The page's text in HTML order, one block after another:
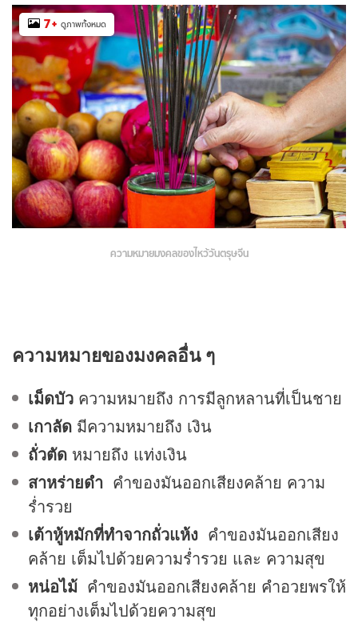
7+ ดูภาพทั้งหมด
ความหมายมงคลของไหว้วันตรุษจีน
ความหมายของมงคลอื่น ๆ
เม็ดบัว ความหมายถึง การมีลูกหลานที่เป็นชาย
เกาลัด มีความหมายถึง เงิน
ถั่วตัด หมายถึง แท่งเงิน
สาหร่ายดำ คำของมันออกเสียงคล้าย ความ
ร่ำรวย
เต้าหู้หมักที่ทำจากถั่วแห้ง คำของมันออกเสียง
คล้าย เต็มไปด้วยความร่ำรวย และ ความสุข
หน่อไม้ คำของมันออกเสียงคล้าย คำอวยพรให้
ทุกอย่างเต็มไปด้วยความสุข